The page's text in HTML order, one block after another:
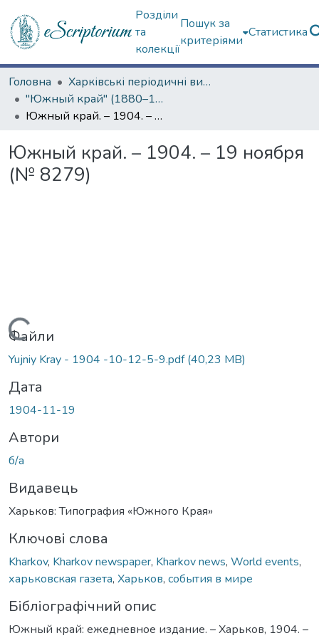
Розділи
та
колекції
Пошук за
критеріями
Статистика
Головна
Харківські періодичні видання
"Южный край" (1880–1919 гг.)
Южный край. – 1904. – 19 ноября (№ 8279)
Южный край. – 1904. – 19 ноября
(№ 8279)
Вантажиться...
Файли
Yujniy Kray - 1904 -10-12-5-9.pdf(40,23 MB)
Дата
1904-11-19
Автори
б/а
Видавець
Харьков: Типография «Южного Края»
Ключові слова
Kharkov, Kharkov newspaper, Kharkov news, World events,
харьковская газета, Харьков, события в мире
Бібліографічний опис
Южный край: ежедневное издание. – Харьков, 1904. –